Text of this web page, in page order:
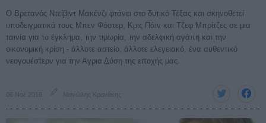
O Βρετανός Ντείβιντ Μακένζι φτάνει στο δυτικό Τέξας και σκηνοθετεί
υποδειγματικά τους Μπεν Φόστερ, Κρις Πάιν και Τζεφ Μπρίτζες σε μια
ταινία για το έγκλημα, την τιμωρία, την αδελφική αγάπη και την
οικονομική κρίση - άλλοτε αστείο, άλλοτε ελεγειακό, ένα αυθεντικό
νεογουέστερν για την Αγρια Δύση της εποχής μας.
06 Νοέ 2016 Μανώλης Κρανάκης